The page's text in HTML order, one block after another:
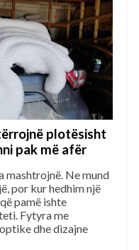
plotësisht
pak më afër
mashtrojnë. Ne mund
por kur hedhim një
pamë ishte
Fytyra me
dhe dizajne